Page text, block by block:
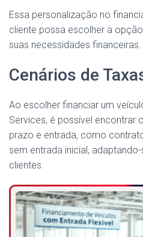
Essa personalização no
cliente possa escolher a
suas necessidades financeiras.
Cenários de
Ao escolher financiar um
Services, é possível encontrar
prazo e entrada, como
sem entrada inicial,
clientes.